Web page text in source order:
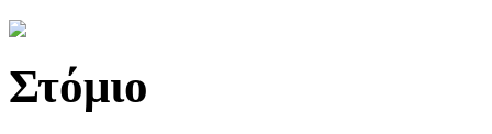
Στόμιο